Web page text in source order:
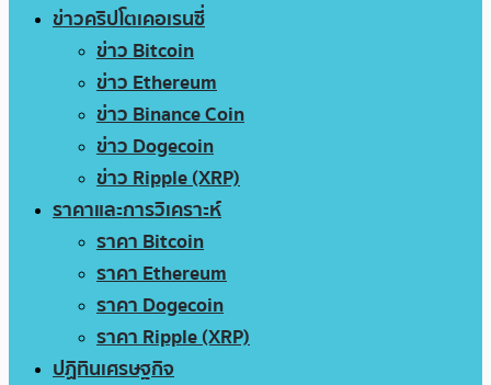
ข่าวคริปโตเคอเรนซี่
ข่าว Bitcoin
ข่าว Ethereum
ข่าว Binance Coin
ข่าว Dogecoin
ข่าว Ripple (XRP)
ราคาและการวิเคราะห์
ราคา Bitcoin
ราคา Ethereum
ราคา Dogecoin
ราคา Ripple (XRP)
ปฏิทินเศรษฐกิจ